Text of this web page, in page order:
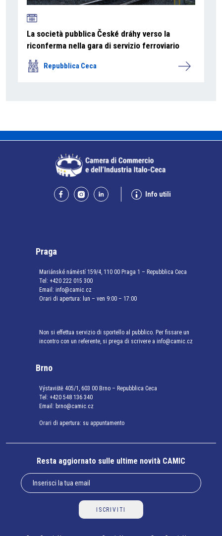
La società pubblica České dráhy verso la
riconferma nella gara di servizio ferroviario
Repubblica Ceca
Info utili
Praga
Mariánské náměstí 159/4, 110 00 Praga 1 – Repubblica Ceca
Tel: +420 222 015 300
Email: info@camic.cz
Orari di apertura: lun – ven 9:00 – 17:00
Non si effettua servizio di sportello al pubblico. Per fissare un
incontro con un referente, si prega di scrivere a info@camic.cz
Brno
Výstaviště 405/1, 603 00 Brno – Repubblica Ceca
Tel: +420 548 136 340
Email: brno@camic.cz
Orari di apertura: su appuntamento
Resta aggiornato sulle ultime novità CAMIC
ISCRIVITI